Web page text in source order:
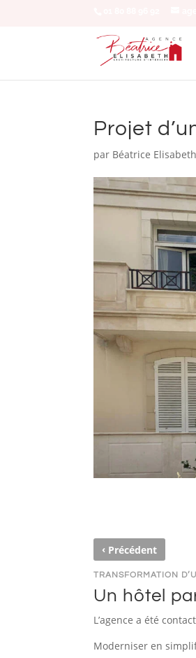
Projet
par Béatrice Elisabeth
‹ Précédent
TRANSFORMATION
Un hôtel
L’agence a été
Moderniser en